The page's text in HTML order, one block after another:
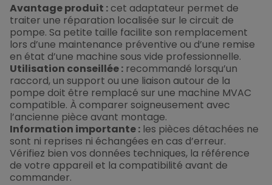
Avantage produit :cet adaptateur permet de
traiter une réparation localisée sur le circuit de
pompe. Sa petite taille facilite son remplacement
lors d’une maintenance préventive ou d’une remise
en état d’une machine sous vide professionnelle.
Utilisation conseillée : recommandé lorsqu’un
raccord, un support ou une liaison autour de la
pompe doit être remplacé sur une machine MVAC
compatible. À comparer soigneusement avec
l’ancienne pièce avant montage.
Information importante : les pièces détachées ne
sont ni reprises ni échangées en cas d’erreur.
Vérifiez bien vos données techniques, la référence
de votre appareil et la compatibilité avant de
commander.